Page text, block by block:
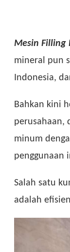
Mesin
mineral pun
Indonesia,
Bahkan kini
perusahaan,
minum
penggunaan
Salah satu
adalah